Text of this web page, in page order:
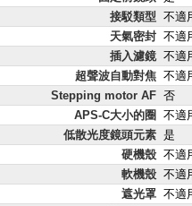
接駁類型 不適
天氣密封 不適
插入濾鏡 不適
超聲波自動對焦 不適
Stepping motor AF 否
APS-C大小的圈
不適
低散光度鏡頭元素 是
硬機殼 不適
軟機殼 不適
遮光罩 不適